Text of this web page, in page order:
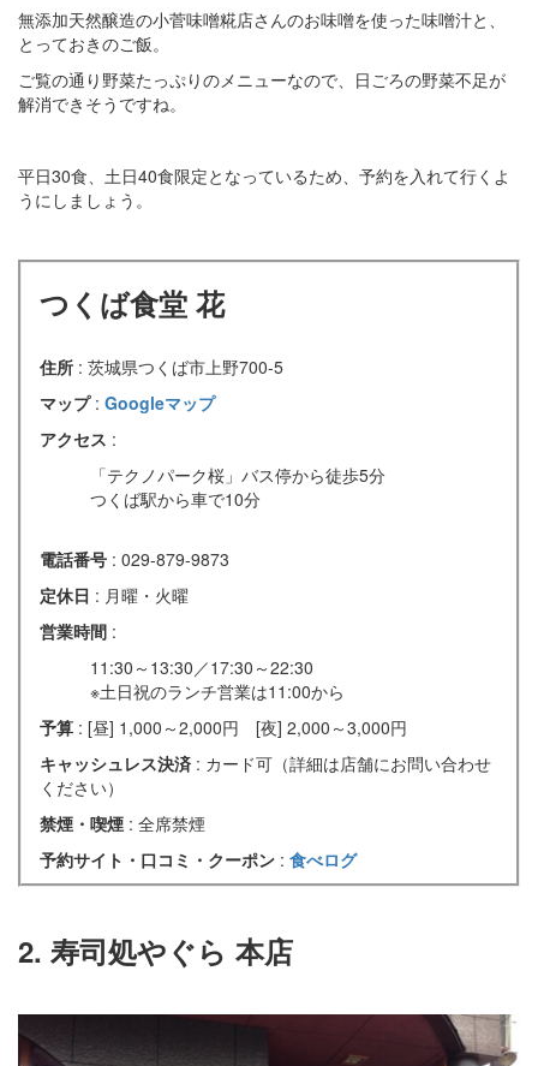
無添加天然醸造の小菅味噌糀店さんのお味噌を使った味噌汁と、
とっておきのご飯。
ご覧の通り野菜たっぷりのメニューなので、日ごろの野菜不足が
解消できそうですね。
平日30食、土日40食限定となっているため、予約を入れて行くよ
うにしましょう。
つくば食堂 花
住所 : 茨城県つくば市上野700-5
マップ : Googleマップ
アクセス :
「テクノパーク桜」バス停から徒歩5分
つくば駅から車で10分
電話番号 : 029-879-9873
定休日 : 月曜・火曜
営業時間 :
11:30～13:30／17:30～22:30
※土日祝のランチ営業は11:00から
予算 : [昼] 1,000～2,000円 [夜] 2,000～3,000円
キャッシュレス決済 : カード可（詳細は店舗にお問い合わせ
ください）
禁煙・喫煙 : 全席禁煙
予約サイト・口コミ・クーポン : 食べログ
2. 寿司処やぐら 本店